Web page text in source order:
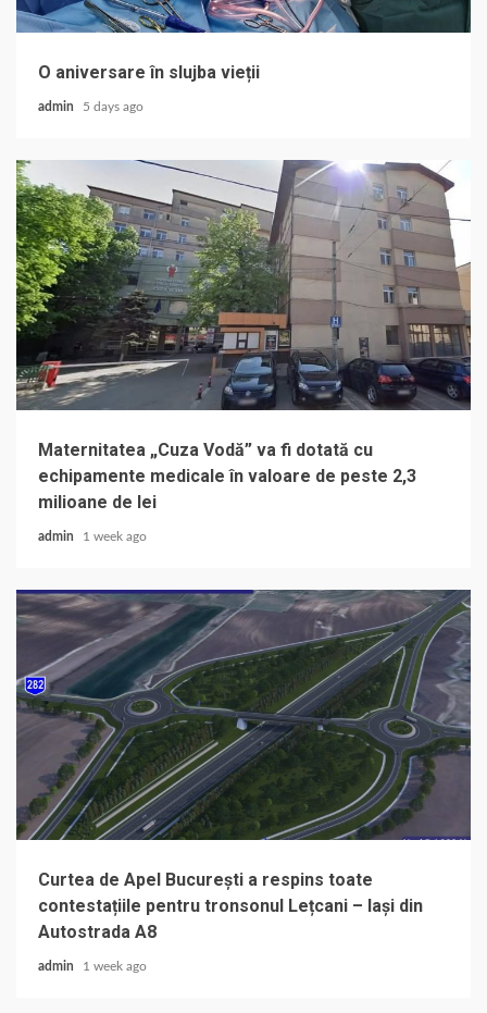
O aniversare în slujba vieții
admin 5 days ago
Maternitatea „Cuza Vodă” va fi dotată cu
echipamente medicale în valoare de peste 2,3
milioane de lei
admin 1 week ago
Curtea de Apel București a respins toate
contestațiile pentru tronsonul Lețcani – Iași din
Autostrada A8
admin 1 week ago